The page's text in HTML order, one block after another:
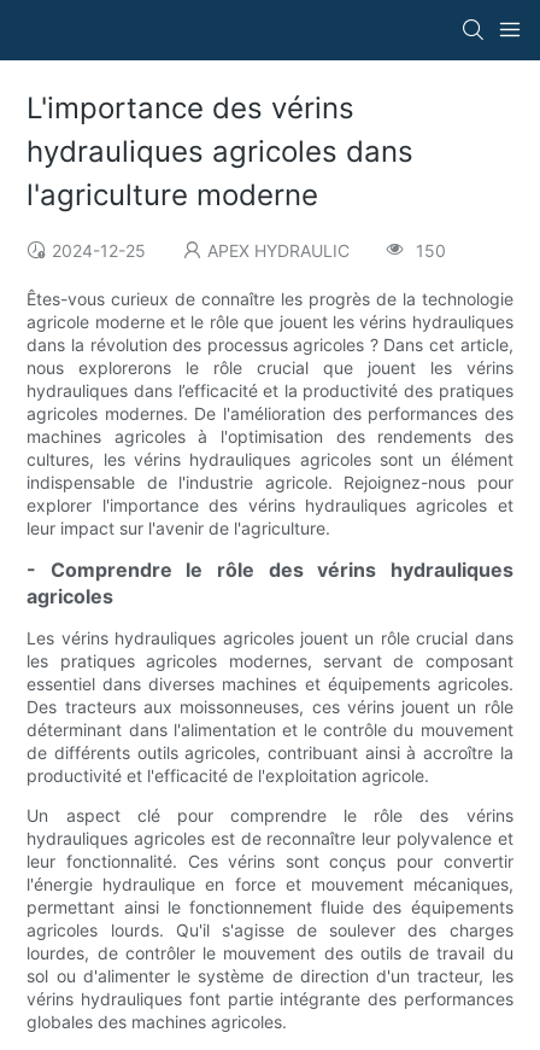
L'importance des vérins
hydrauliques agricoles dans
l'agriculture moderne
2024-12-25 APEX HYDRAULIC 150
Êtes-vous curieux de connaître les progrès de la technologie
agricole moderne et le rôle que jouent les vérins hydrauliques
dans la révolution des processus agricoles ? Dans cet article,
nous explorerons le rôle crucial que jouent les vérins
hydrauliques dans l’efficacité et la productivité des pratiques
agricoles modernes. De l'amélioration des performances des
machines agricoles à l'optimisation des rendements des
cultures, les vérins hydrauliques agricoles sont un élément
indispensable de l'industrie agricole. Rejoignez-nous pour
explorer l'importance des vérins hydrauliques agricoles et
leur impact sur l'avenir de l'agriculture.
- Comprendre le rôle des vérins hydrauliques
agricoles
Les vérins hydrauliques agricoles jouent un rôle crucial dans
les pratiques agricoles modernes, servant de composant
essentiel dans diverses machines et équipements agricoles.
Des tracteurs aux moissonneuses, ces vérins jouent un rôle
déterminant dans l'alimentation et le contrôle du mouvement
de différents outils agricoles, contribuant ainsi à accroître la
productivité et l'efficacité de l'exploitation agricole.
Un aspect clé pour comprendre le rôle des vérins
hydrauliques agricoles est de reconnaître leur polyvalence et
leur fonctionnalité. Ces vérins sont conçus pour convertir
l'énergie hydraulique en force et mouvement mécaniques,
permettant ainsi le fonctionnement fluide des équipements
agricoles lourds. Qu'il s'agisse de soulever des charges
lourdes, de contrôler le mouvement des outils de travail du
sol ou d'alimenter le système de direction d'un tracteur, les
vérins hydrauliques font partie intégrante des performances
globales des machines agricoles.